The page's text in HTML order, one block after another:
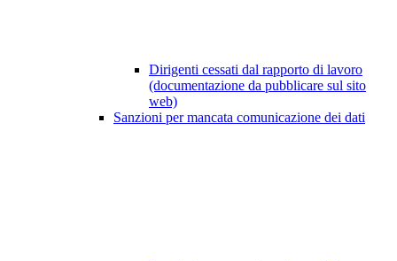
Dirigenti cessati dal rapporto di lavoro
(documentazione da pubblicare sul sito
web)
Sanzioni per mancata comunicazione dei dati